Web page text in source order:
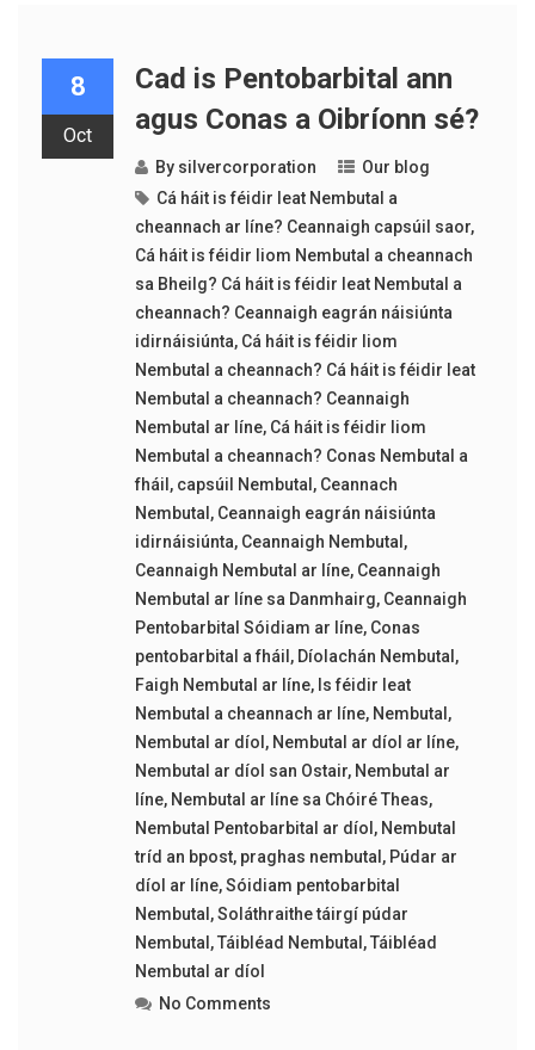
8
Oct
Cad is Pentobarbital ann
agus Conas a Oibríonn sé?
By silvercorporation
Our blog
Cá háit is féidir leat Nembutal a
cheannach ar líne? Ceannaigh capsúil saor,
Cá háit is féidir liom Nembutal a cheannach
sa Bheilg? Cá háit is féidir leat Nembutal a
cheannach? Ceannaigh eagrán náisiúnta
idirnáisiúnta, Cá háit is féidir liom
Nembutal a cheannach? Cá háit is féidir leat
Nembutal a cheannach? Ceannaigh
Nembutal ar líne, Cá háit is féidir liom
Nembutal a cheannach? Conas Nembutal a
fháil , capsúil Nembutal , Ceannach
Nembutal , Ceannaigh eagrán náisiúnta
idirnáisiúnta, Ceannaigh Nembutal ,
Ceannaigh Nembutal ar líne, Ceannaigh
Nembutal ar líne sa Danmhairg, Ceannaigh
Pentobarbital Sóidiam ar líne, Conas
pentobarbital a fháil , Díolachán Nembutal ,
Faigh Nembutal ar líne, Is féidir leat
Nembutal a cheannach ar líne, Nembutal ,
Nembutal ar díol , Nembutal ar díol ar líne,
Nembutal ar díol san Ostair, Nembutal ar
líne, Nembutal ar líne sa Chóiré Theas,
Nembutal Pentobarbital ar díol , Nembutal
tríd an bpost, praghas nembutal , Púdar ar
díol ar líne,Sóidiam pentobarbital
Nembutal ,Soláthraithe táirgí púdar
Nembutal ,Táibléad Nembutal ,Táibléad
Nembutal ar díol
No Comments